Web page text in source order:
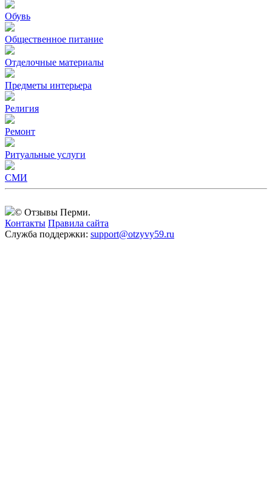
Обувь
Общественное питание
Отделочные материалы
Предметы интерьера
Религия
Ремонт
Ритуальные услуги
СМИ
© Отзывы Перми.
Контакты Правила сайта
Служба поддержки: support@otzyvy59.ru